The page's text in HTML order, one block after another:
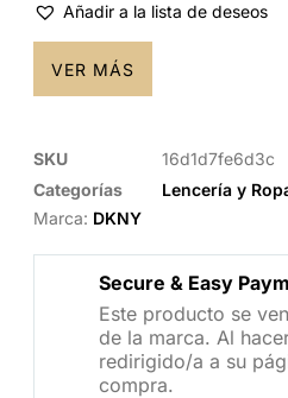
Añadir a la lista de deseos
VER MÁS
SKU
16d1d7fe6d3c
Categorías
Lencería y
Marca: DKNY
Secure & Easy
Este producto se
de la marca. Al
redirigido/a a su
compra.